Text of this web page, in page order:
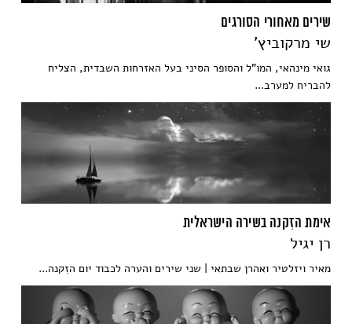
שירים מאחורי הסורגים
שי מרקוביץ'
גואי מינהאי, המו"ל והסופר הסיני בעל האזרחות השבדית, הצליח
להבריח למערב...
אימת הזִקנה בשירה הישראלית
רן יגיל
מאיר ויזלטיר ואהרן שבתאי | שני שירים והערה לכבוד יום הזִקנה...